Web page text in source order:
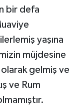
bir defa
yaşına
müjdesine
gelmiş ve
ve Rum